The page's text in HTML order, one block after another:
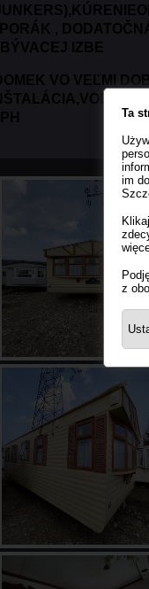
,
IZBE
VO VEĽMI
A
Ta
im
z